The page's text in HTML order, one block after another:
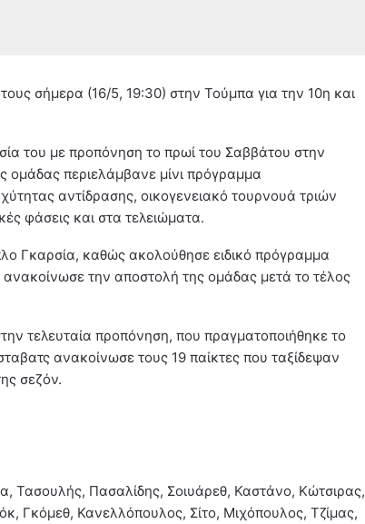
σήμερα (16/5, 19:30) στην Τούμπα για την 10η και
του με προπόνηση το πρωί του Σαββάτου στην
περιελάμβανε μίνι πρόγραμμα
αντίδρασης, οικογενειακό τουρνουά τριών
φάσεις και στα τελειώματα.
Γκαρσία, καθώς ακολούθησε ειδικό πρόγραμμα
την αποστολή της ομάδας μετά το τέλος
τελευταία προπόνηση, που πραγματοποιήθηκε το
ανακοίνωσε τους 19 παίκτες που ταξίδεψαν
σεζόν.
Τασουλής, Πασαλίδης, Σοιυάρεθ, Καστάνο, Κώτσιρας,
Γκόμεθ, Κανελλόπουλος, Σίτο, Μιχόπουλος, Τζίμας,